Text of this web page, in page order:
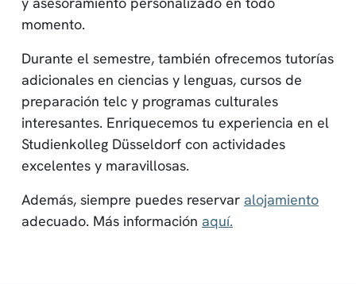
momento.
Durante el semestre, también ofrecemos tutorías
adicionales en ciencias y lenguas, cursos de
preparación telc y programas culturales
interesantes. Enriquecemos tu experiencia en el
Studienkolleg Düsseldorf con actividades
excelentes y maravillosas.
Además, siempre puedes reservar alojamiento
adecuado. Más información aquí.